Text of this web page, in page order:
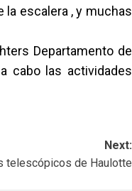
la escalera , y muchas
Departamento de
cabo las actividades
Next:
telescópicos de Haulotte